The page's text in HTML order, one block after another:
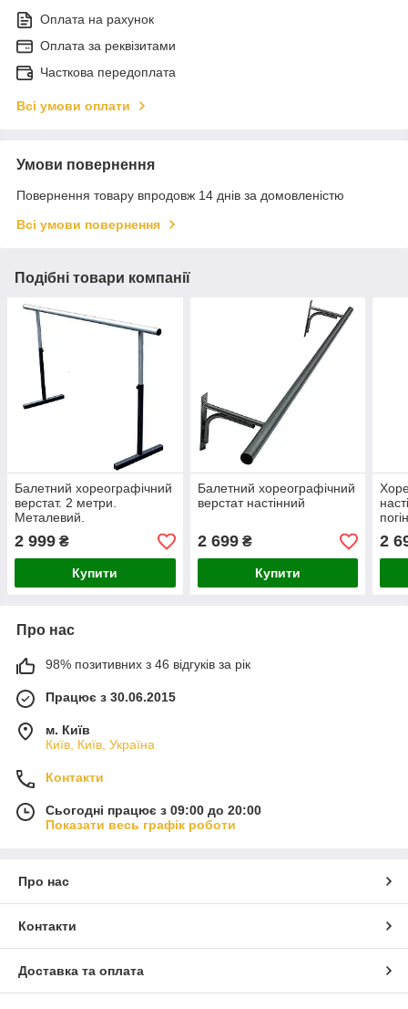
Оплата на рахунок
Оплата за реквізитами
Часткова передоплата
Всі умови оплати
Умови повернення
Повернення товару впродовж 14 днів за домовленістю
Всі умови повернення
Подібні товари компанії
Балетний хореографічний
верстат. 2 метри.
Металевий.
2 999 ₴
Купити
Балетний хореографічний
верстат настінний
2 699₴
Купити
2
Про нас
98% позитивних з 46 відгуків за рік
Працює з 30.06.2015
м. Київ
Київ, Київ, Україна
Контакти
Сьогодні працює з 09:00 до 20:00
Показати весь графік роботи
Про нас
Контакти
Доставка та оплата